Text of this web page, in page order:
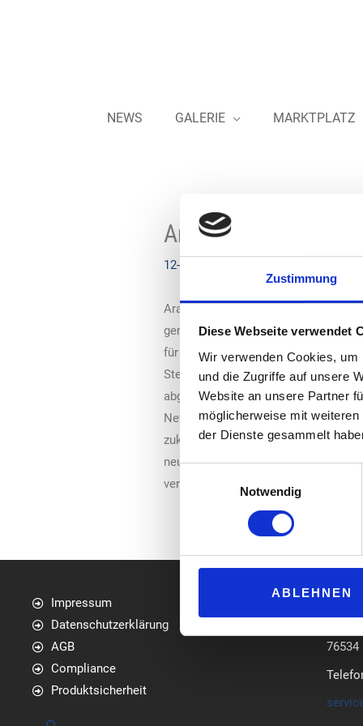
Zustimmung
Diese Webseite verwendet
Wir verwenden Cookies,
und die Zugriffe auf unsere
Website an unsere Partner
möglicherweise mit
der Dienste gesammelt
Notwendig
ABLEHNEN
NEWS GALERIE MARKTPLATZ
Aral – neuer
12-05-2021
Aral hat am 11. Mai 2021 einen
genommen. Die Station wurde
für Elektrofahrzeuge, einen Rewe-
Stellplätzen für Lkw. Projektpartner
abgeschlossen hat. Dopark war als
Netzentwicklung Deutschland bei
zukunftsweisenden Aral Autohof
neu zu bauen und Tank- und
verschiedener Antriebsarten sowie
Impressum
Datenschutzerklärung
AGB
Compliance
Produktsicherheit
76534